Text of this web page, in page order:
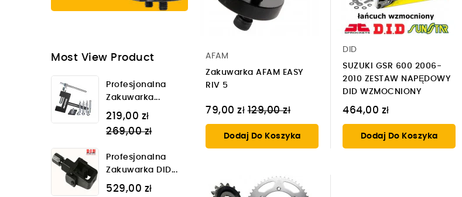
Most View Product
Profesjonalna
Zakuwarka...
219,00 złRegular
price
269,00 zł
Profesjonalna
Zakuwarka DID...
529,00 złRegular
AFAM
Zakuwarka AFAM EASY
RIV 5
79,00 zł Cena
regularna
129,00 zł
Dodaj Do Koszyka
DID
SUZUKI GSR 600 2006-
2010 ZESTAW NAPĘDOWY
DID WZMOCNIONY
464,00 zł
Dodaj Do Koszyka